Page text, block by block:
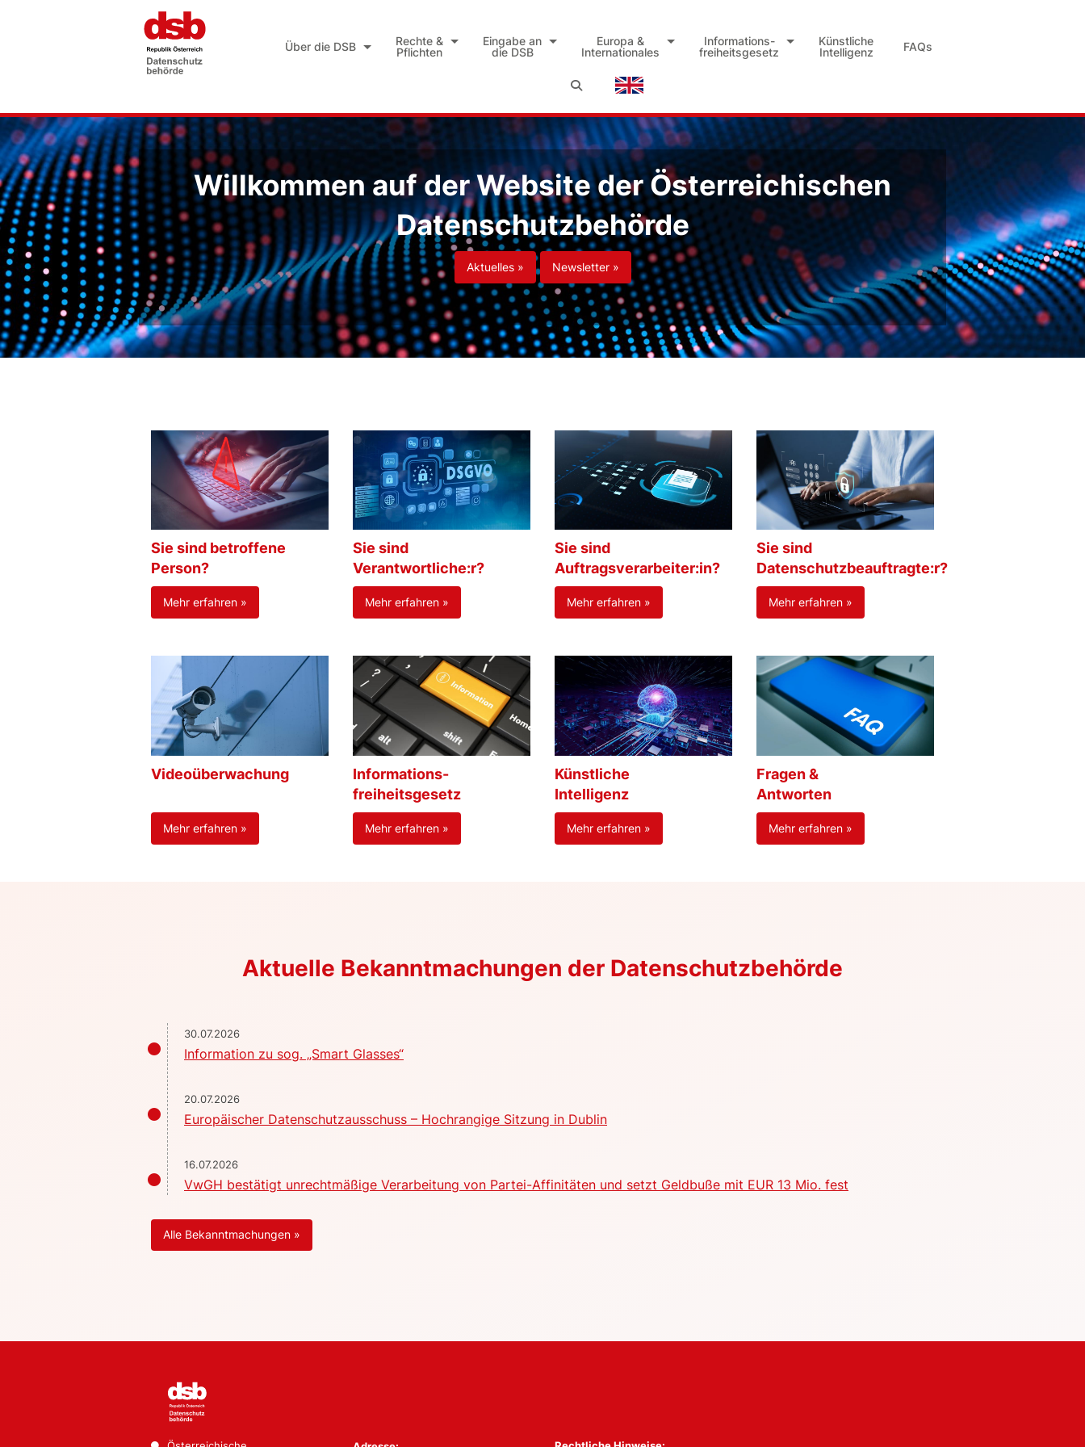
Über die DSB
Rechte &
Pflichten
Eingabe an
die DSB
Europa &
Internationales
Informations-
freiheitsgesetz
Künstliche
Intelligenz
FAQs
Willkommen auf der Website der Österreichischen
Datenschutzbehörde
Aktuelles » Newsletter »
Sie sind betroffene
Person?
Mehr erfahren »
Sie sind
Verantwortliche:r?
Mehr erfahren »
Sie sind
Auftragsverarbeiter:in?
Mehr erfahren »
Sie sind
Datenschutzbeauftragte:r?
Mehr erfahren »
Videoüberwachung
Mehr erfahren »
Informations-
freiheitsgesetz
Mehr erfahren »
Künstliche
Intelligenz
Mehr erfahren »
Fragen &
Antworten
Mehr erfahren »
Aktuelle Bekanntmachungen der Datenschutzbehörde
30.07.2026
Information zu sog. „Smart Glasses“
20.07.2026
Europäischer Datenschutzausschuss – Hochrangige Sitzung in Dublin
16.07.2026
VwGH bestätigt unrechtmäßige Verarbeitung von Partei-Affinitäten und setzt Geldbuße mit EUR 13 Mio. fest
Alle Bekanntmachungen »